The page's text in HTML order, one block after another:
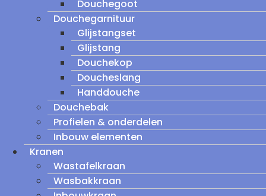
Douchegoot
Douchegarnituur
Glijstangset
Glijstang
Douchekop
Doucheslang
Handdouche
Douchebak
Profielen & onderdelen
Inbouw elementen
Kranen
Wastafelkraan
Wasbakkraan